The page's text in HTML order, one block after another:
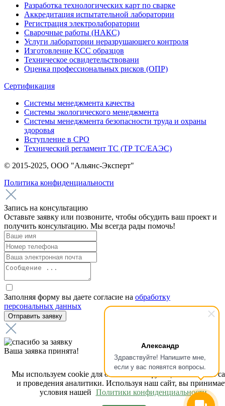
Александр
Здравствуйте! Напишите мне,
если у вас появятся вопросы.
Разработка технологических карт по сварке
Аккредитация испытательной лаборатории
Регистрация электролаборатории
Сварочные работы (НАКС)
Услуги лаборатории неразрушающего контроля
Изготовление КСС образцов
Техническое освидетельствовани
Оценка профессиональных рисков (ОПР)
Сертификация
Системы менеджмента качества
Системы экологического менеджмента
Системы менеджмента безопасности труда и охраны
здоровья
Вступление в СРО
Технический регламент ТС (ТР ТС/ЕАЭС)
© 2015-2025, ООО "Альянс-Эксперт"
Политика конфиденциальности
Запись на консультацию
Оставьте заявку или позвоните, чтобы обсудить ваш проект и
получить консультацию. Мы всегда рады помочь!
Заполняя форму вы даете согласие на обработку
персональных данных
Ваша заявка принята!
Мы получили вашу заявку на звонок, наш менеджер свяжется
Мы используем cookie для обеспечения функциональности
и проведения аналитики. Используя наш сайт, вы
условия нашей Политики конфиденциальности.